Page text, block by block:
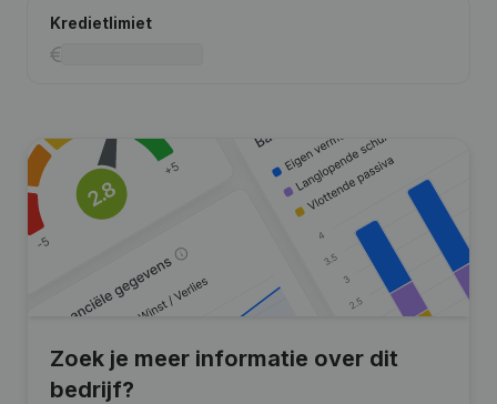
Kredietlimiet
Zoek je meer informatie over dit
bedrijf?